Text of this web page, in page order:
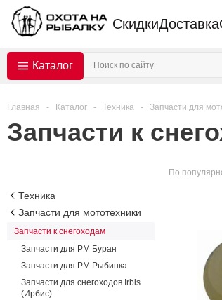
СкидкиДоставка
Каталог
Главная - Каталог - Техника - Запчасти для
Запчасти к
Техника
Запчасти для мототехники
Запчасти к снегоходам
Запчасти для РМ Буран
Запчасти для РМ Рыбинка
Запчасти для снегоходов Irbis
(Ирбис)
По